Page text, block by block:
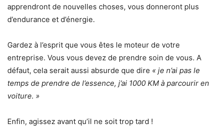
apprendront de nouvelles choses, vous donneront plus
d’endurance et d’énergie.
Gardez à l’esprit que vous êtes le moteur de votre
entreprise. Vous vous devez de prendre soin de vous. A
défaut, cela serait aussi absurde que dire « je n’ai pas le
temps de prendre de l’essence, j’ai 1000 KM à parcourir en
voiture. »
Enfin, agissez avant qu’il ne soit trop tard !